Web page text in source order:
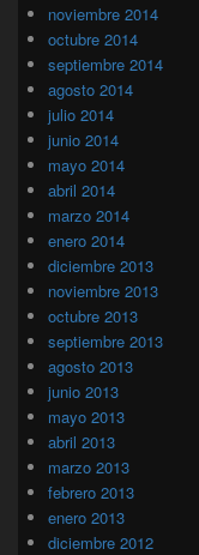
noviembre 2014
octubre 2014
septiembre 2014
agosto 2014
julio 2014
junio 2014
mayo 2014
abril 2014
marzo 2014
enero 2014
diciembre 2013
noviembre 2013
octubre 2013
septiembre 2013
agosto 2013
junio 2013
mayo 2013
abril 2013
marzo 2013
febrero 2013
enero 2013
diciembre 2012